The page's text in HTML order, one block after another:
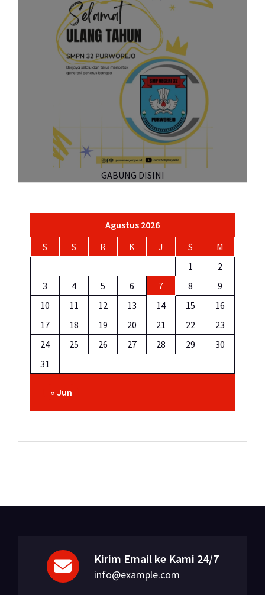
GABUNG DISINI
Agustus 2026
S
S R K J S
M
1
2
3
4 5 6 7 8
9
10
11 12 13 14 15
16
17
18 19 20 21 22
23
24
25 26 27 28 29
30
31
« Jun
Kirim Email ke Kami 24/7
info@example.com